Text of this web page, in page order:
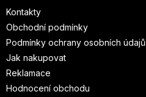
Kontakty
Obchodní podmínky
Podmínky ochrany osobních údajů
Jak nakupovat
Reklamace
Hodnocení obchodu